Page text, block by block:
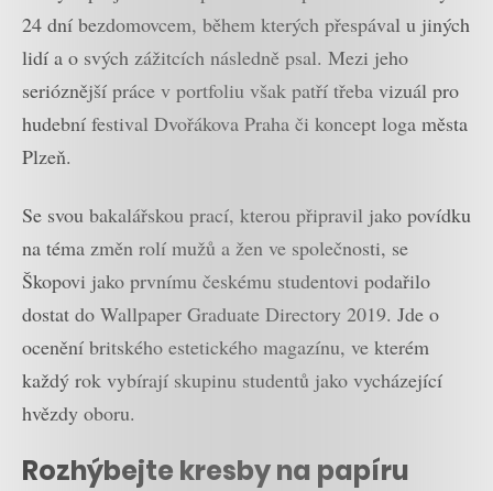
24 dní bezdomovcem, během kterých přespával u jiných
lidí a o svých zážitcích následně psal. Mezi jeho
serióznější práce v portfoliu však patří třeba vizuál pro
hudební festival Dvořákova Praha či koncept loga města
Plzeň.
Se svou bakalářskou prací, kterou připravil jako povídku
na téma změn rolí mužů a žen ve společnosti, se
Škopovi jako prvnímu českému studentovi podařilo
dostat do Wallpaper Graduate Directory 2019. Jde o
ocenění britského estetického magazínu, ve kterém
každý rok vybírají skupinu studentů jako vycházející
hvězdy oboru.
Rozhýbejte kresby na papíru